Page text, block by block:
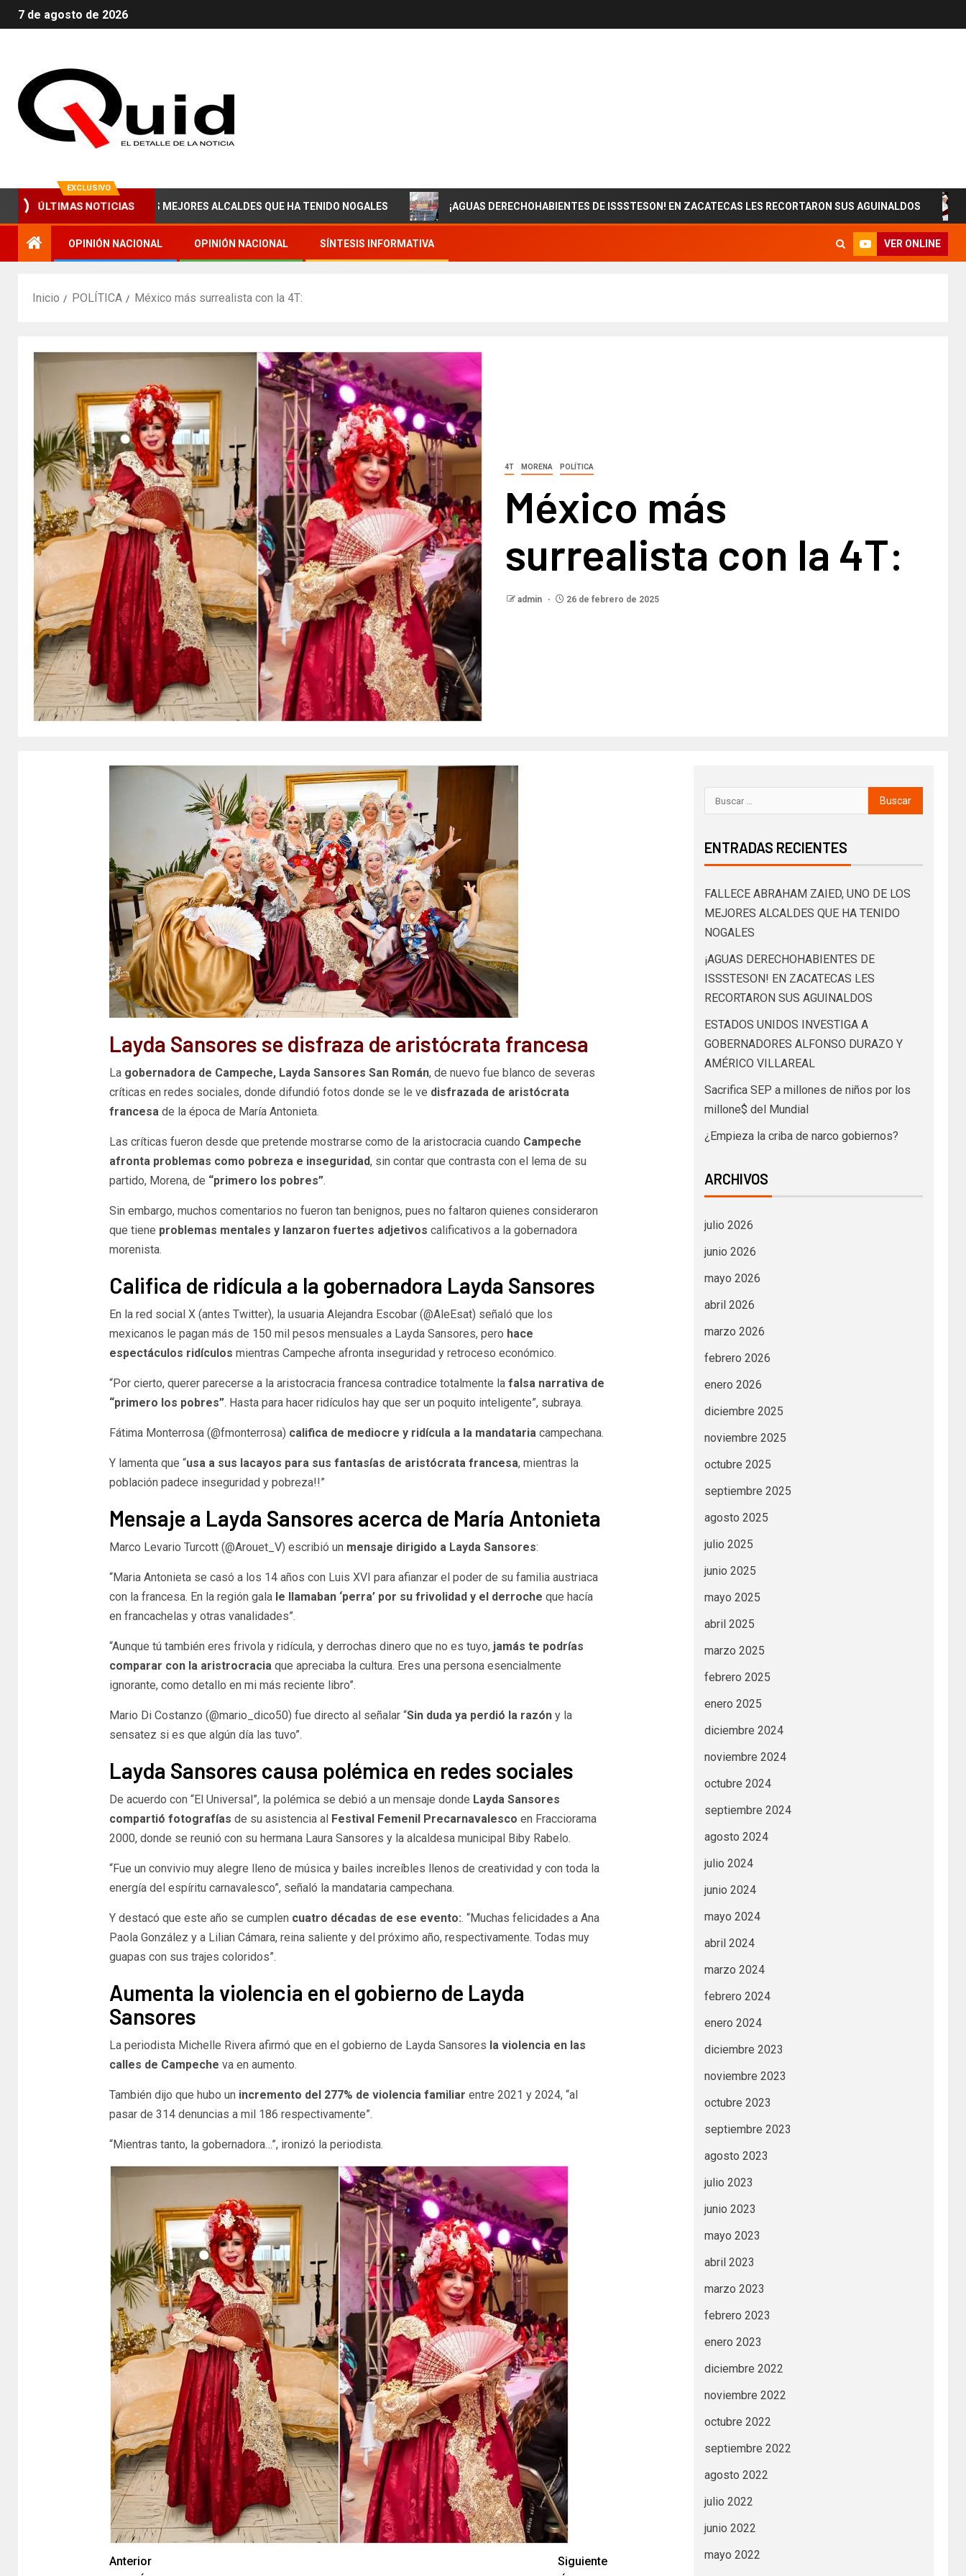
7 de agosto de 2026
EXCLUSIVO
ÚLTIMAS NOTICIAS
ZAIED, UNO DE LOS MEJORES ALCALDES QUE HA TENIDO NOGALES ¡AGUAS DERECHOHABIENTES DE ISSSTESON! EN ZACATECAS LES RECORTARON SUS AGUINALDOS
OPINIÓN NACIONAL OPINIÓN NACIONAL SÍNTESIS INFORMATIVA VER ONLINE
Inicio POLÍTICA México más surrealista con la 4T:
4T MORENA POLÍTICA
México más
surrealista con la 4T:
admin 26 de febrero de 2025
Layda Sansores se disfraza de aristócrata francesa
La gobernadora de Campeche, Layda Sansores San Román, de nuevo fue blanco de severas
críticas en redes sociales, donde difundió fotos donde se le ve disfrazada de aristócrata
francesa de la época de María Antonieta.
Las críticas fueron desde que pretende mostrarse como de la aristocracia cuando Campeche
afronta problemas como pobreza e inseguridad, sin contar que contrasta con el lema de su
partido, Morena, de “primero los pobres”.
Sin embargo, muchos comentarios no fueron tan benignos, pues no faltaron quienes consideraron
que tiene problemas mentales y lanzaron fuertes adjetivos calificativos a la gobernadora
morenista.
Califica de ridícula a la gobernadora Layda Sansores
En la red social X (antes Twitter), la usuaria Alejandra Escobar (@AleEsat) señaló que los
mexicanos le pagan más de 150 mil pesos mensuales a Layda Sansores, pero hace
espectáculos ridículos mientras Campeche afronta inseguridad y retroceso económico.
“Por cierto, querer parecerse a la aristocracia francesa contradice totalmente la falsa narrativa de
“primero los pobres”. Hasta para hacer ridículos hay que ser un poquito inteligente”, subraya.
Fátima Monterrosa (@fmonterrosa) califica de mediocre y ridícula a la mandataria campechana.
Y lamenta que “usa a sus lacayos para sus fantasías de aristócrata francesa, mientras la
población padece inseguridad y pobreza!!”
Mensaje a Layda Sansores acerca de María Antonieta
Marco Levario Turcott (@Arouet_V) escribió un mensaje dirigido a Layda Sansores:
“Maria Antonieta se casó a los 14 años con Luis XVI para afianzar el poder de su familia austriaca
con la francesa. En la región galale llamaban ‘perra’ por su frivolidad y el derroche que hacía
en francachelas y otras vanalidades”.
“Aunque tú también eres frivola y ridícula, y derrochas dinero que no es tuyo,jamás te podrías
comparar con la aristrocracia que apreciaba la cultura. Eres una persona esencialmente
ignorante, como detallo en mi más reciente libro”.
Mario Di Costanzo (@mario_dico50) fue directo al señalar “Sin duda ya perdió la razóny la
sensatez si es que algún día las tuvo”.
Layda Sansores causa polémica en redes sociales
De acuerdo con “El Universal”, la polémica se debió a un mensaje donde Layda Sansores
compartió fotografías de su asistencia alFestival Femenil Precarnavalesco en Fracciorama
2000, donde se reunió con su hermana Laura Sansores y la alcaldesa municipal Biby Rabelo.
“Fue un convivio muy alegre lleno de música y bailes increíbles llenos de creatividad y con toda la
energía del espíritu carnavalesco”, señaló la mandataria campechana.
Y destacó que este año se cumplen cuatro décadas de ese evento:. “Muchas felicidades a Ana
Paola González y a Lilian Cámara, reina saliente y del próximo año, respectivamente. Todas muy
guapas con sus trajes coloridos”.
Aumenta la violencia en el gobierno de Layda
Sansores
La periodista Michelle Rivera afirmó que en el gobierno de Layda Sansores la violencia en las
calles de Campeche va en aumento.
También dijo que hubo un incremento del 277% de violencia familiar entre 2021 y 2024, “al
pasar de 314 denuncias a mil 186 respectivamente”.
“Mientras tanto, la gobernadora…”, ironizó la periodista.
Anterior
Siguiente
ENTRADAS RECIENTES
FALLECE ABRAHAM ZAIED, UNO DE LOS
MEJORES ALCALDES QUE HA TENIDO
NOGALES
¡AGUAS DERECHOHABIENTES DE
ISSSTESON! EN ZACATECAS LES
RECORTARON SUS AGUINALDOS
ESTADOS UNIDOS INVESTIGA A
GOBERNADORES ALFONSO DURAZO Y
AMÉRICO VILLAREAL
Sacrifica SEP a millones de niños por los
millone$ del Mundial
¿Empieza la criba de narco gobiernos?
ARCHIVOS
julio 2026
junio 2026
mayo 2026
abril 2026
marzo 2026
febrero 2026
enero 2026
diciembre 2025
noviembre 2025
octubre 2025
septiembre 2025
agosto 2025
julio 2025
junio 2025
mayo 2025
abril 2025
marzo 2025
febrero 2025
enero 2025
diciembre 2024
noviembre 2024
octubre 2024
septiembre 2024
agosto 2024
julio 2024
junio 2024
mayo 2024
abril 2024
marzo 2024
febrero 2024
enero 2024
diciembre 2023
noviembre 2023
octubre 2023
septiembre 2023
agosto 2023
julio 2023
junio 2023
mayo 2023
abril 2023
marzo 2023
febrero 2023
enero 2023
diciembre 2022
noviembre 2022
octubre 2022
septiembre 2022
agosto 2022
julio 2022
junio 2022
mayo 2022